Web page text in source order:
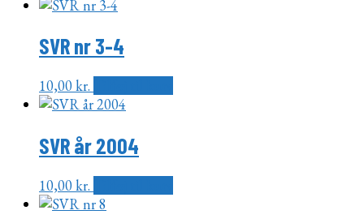
SVR nr 3-4
10,00kr.
SVR år 2004
10,00kr.